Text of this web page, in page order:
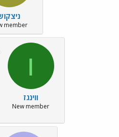
member
ו
ווינגז
New member